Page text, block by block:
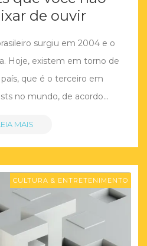
de ouvir
surgiu em 2004 e o
Hoje, existem em torno de
que é o terceiro em
no mundo, de acordo…
MAIS
CULTURA & ENTRETENIMENTO